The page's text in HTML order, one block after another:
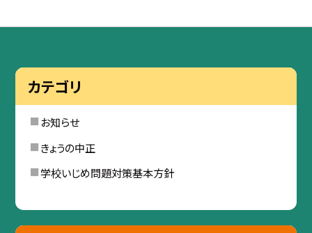
カテゴリ
お知らせ
きょうの中正
学校いじめ問題対策基本方針